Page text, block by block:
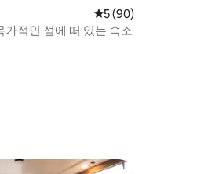
평점 5점(5점 만점),
5 (90)
가적인 섬에 떠 있는 숙소